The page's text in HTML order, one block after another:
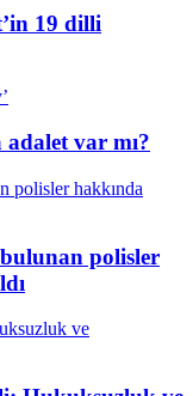
19 dilli
adalet var mı?
polisler